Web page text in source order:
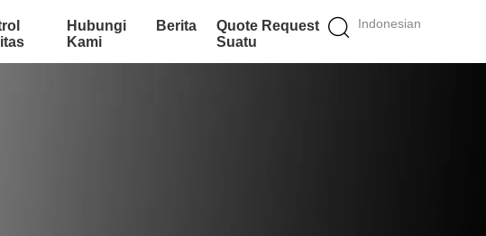
Indonesian
Hubungi
Kami
Berita
Quote Request
Suatu